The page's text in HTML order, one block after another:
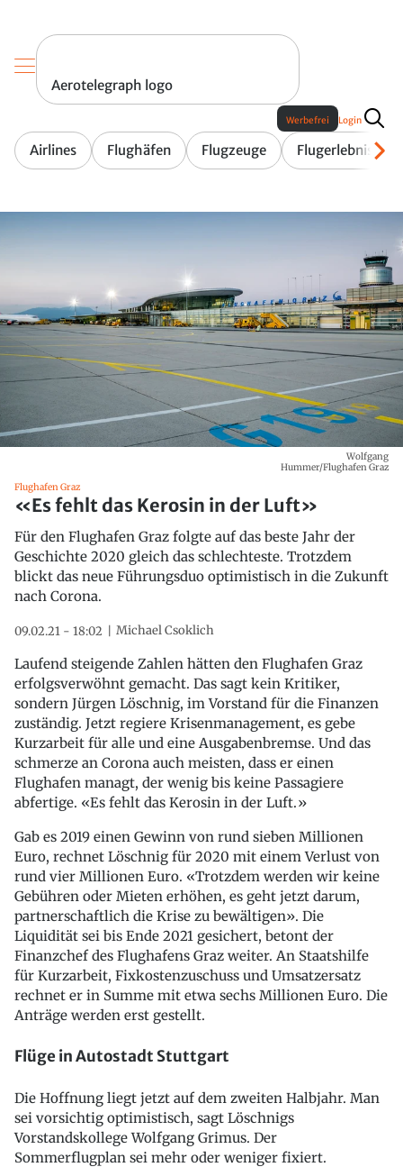
Aerotelegraph logo
Airlines Flughäfen Flugzeuge Flugerlebnis
Werbefrei Login
Wolfgang
Hummer/Flughafen Graz
Flughafen Graz
«Es fehlt das Kerosin in der Luft»
Für den Flughafen Graz folgte auf das beste Jahr der
Geschichte 2020 gleich das schlechteste. Trotzdem
blickt das neue Führungsduo optimistisch in die Zukunft
nach Corona.
09.02.21 - 18:02 Michael Csoklich
Laufend steigende Zahlen hätten den Flughafen Graz
erfolgsverwöhnt gemacht. Das sagt kein Kritiker,
sondern Jürgen Löschnig, im Vorstand für die Finanzen
zuständig. Jetzt regiere Krisenmanagement, es gebe
Kurzarbeit für alle und eine Ausgabenbremse. Und das
schmerze an Corona auch meisten, dass er einen
Flughafen managt, der wenig bis keine Passagiere
abfertige. «Es fehlt das Kerosin in der Luft.»
Gab es 2019 einen Gewinn von rund sieben Millionen
Euro, rechnet Löschnig für 2020 mit einem Verlust von
rund vier Millionen Euro. «Trotzdem werden wir keine
Gebühren oder Mieten erhöhen, es geht jetzt darum,
partnerschaftlich die Krise zu bewältigen». Die
Liquidität sei bis Ende 2021 gesichert, betont der
Finanzchef des Flughafens Graz weiter. An Staatshilfe
für Kurzarbeit, Fixkostenzuschuss und Umsatzersatz
rechnet er in Summe mit etwa sechs Millionen Euro. Die
Anträge werden erst gestellt.
Flüge in Autostadt Stuttgart
Die Hoffnung liegt jetzt auf dem zweiten Halbjahr. Man
sei vorsichtig optimistisch, sagt Löschnigs
Vorstandskollege Wolfgang Grimus. Der
Sommerflugplan sei mehr oder weniger fixiert.